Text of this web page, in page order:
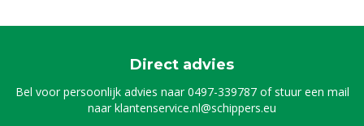
Direct advies
Bel voor persoonlijk advies naar0497-339787of stuur een mail
naarklantenservice.nl@schippers.eu